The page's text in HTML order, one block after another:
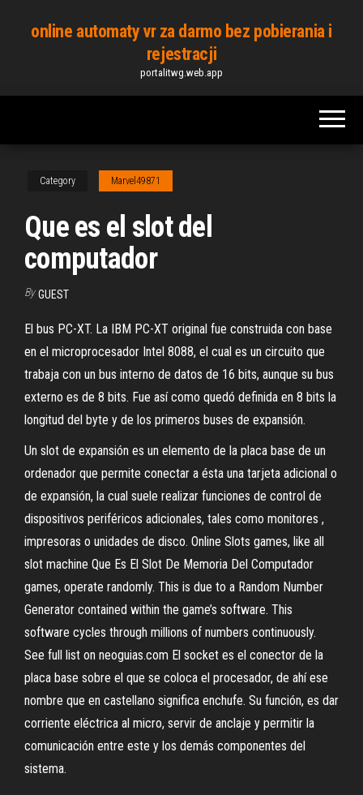
online automaty vr za darmo bez pobierania i
rejestracji
portalitwg.web.app
Category Marvel49871
Que es el slot del
computador
By GUEST
El bus PC-XT. La IBM PC-XT original fue construida con base
en el microprocesador Intel 8088, el cual es un circuito que
trabaja con un bus interno de datos de 16 bits, aunque su bus
externo es de 8 bits. Fue así como quedó definida en 8 bits la
longitud del byte y de los primeros buses de expansión.
Un slot de expansión es un elemento de la placa base de un
ordenador que permite conectar a ésta una tarjeta adicional o
de expansión, la cual suele realizar funciones de control de
dispositivos periféricos adicionales, tales como monitores ,
impresoras o unidades de disco. Online Slots games, like all
slot machine Que Es El Slot De Memoria Del Computador
games, operate randomly. This is due to a Random Number
Generator contained within the game’s software. This
software cycles through millions of numbers continuously.
See full list on neoguias.com El socket es el conector de la
placa base sobre el que se coloca el procesador, de ahí ese
nombre que en castellano significa enchufe. Su función, es dar
corriente eléctrica al micro, servir de anclaje y permitir la
comunicación entre este y los demás componentes del
sistema.